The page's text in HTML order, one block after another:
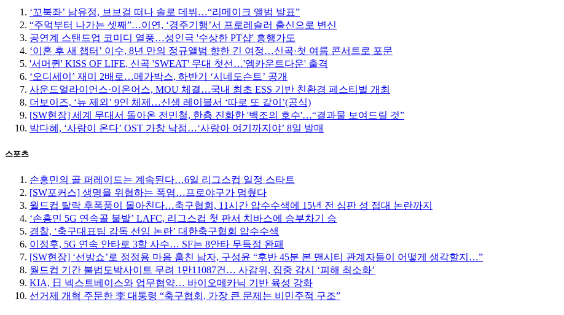
‘꼬북좌’ 남유정, 브브걸 떠나 솔로 데뷔…“리메이크 앨범 발표”
“주먹부터 나가는 셋째”…이연, ‘경주기행’서 프로레슬러 출신으로 변신
공연계 스탠드업 코미디 열풍…성인극 '수상한 PT샵' 흥행가도
‘이혼 후 새 챕터’ 이수, 8년 만의 정규앨범 향한 긴 여정…신곡·첫 여름 콘서트로 포문
'서머퀸' KISS OF LIFE, 신곡 'SWEAT' 무대 첫선…'엠카운트다운' 출격
‘오디세이’ 재미 2배로…메가박스, 하반기 ‘시네도슨트’ 공개
사운드얼라이언스·이온어스, MOU 체결…국내 최초 ESS 기반 친환경 페스티벌 개최
더보이즈, ‘뉴 제외’ 9인 체제…신생 레이블서 ‘따로 또 같이’(공식)
[SW현장] 세계 무대서 돌아온 전민철, 한층 진화한 '백조의 호수'…“결과물 보여드릴 것”
박다혜, ‘사랑이 온다’ OST 가창 낙점…‘사랑아 여기까지야’ 8일 발매
스포츠
손흥민의 골 퍼레이드는 계속된다…6일 리그스컵 일정 스타트
[SW포커스] 생명을 위협하는 폭염…프로야구가 멈췄다
월드컵 탈락 후폭풍이 몰아친다…축구협회, 11시간 압수수색에 15년 전 심판 성 접대 논란까지
‘손흥민 5G 연속골 불발’ LAFC, 리그스컵 첫 판서 치바스에 승부차기 승
경찰, ‘축구대표팀 감독 선임 논란’ 대한축구협회 압수수색
이정후, 5G 연속 안타로 3할 사수… SF는 8안타 무득점 완패
[SW현장] ‘선방쇼’로 정정용 마음 훔친 남자, 구성윤 “후반 45분 본 맨시티 관계자들이 어떻게 생각할지…”
월드컵 기간 불법도박사이트 무려 1만11087건… 사감위, 집중 감시 ‘피해 최소화’
KIA, 日 넥스트베이스와 업무협약… 바이오메카닉 기반 육성 강화
선거제 개혁 주문한 李 대통령 “축구협회, 가장 큰 문제는 비민주적 구조”